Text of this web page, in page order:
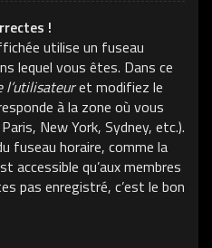
!
utilise un fuseau
lequel vous êtes. Dans ce
l’utilisateuret modifiez le
à la zone où vous
New York, Sydney, etc.).
fuseau horaire, comme la
accessible qu’aux membres
pas enregistré, c’est le bon